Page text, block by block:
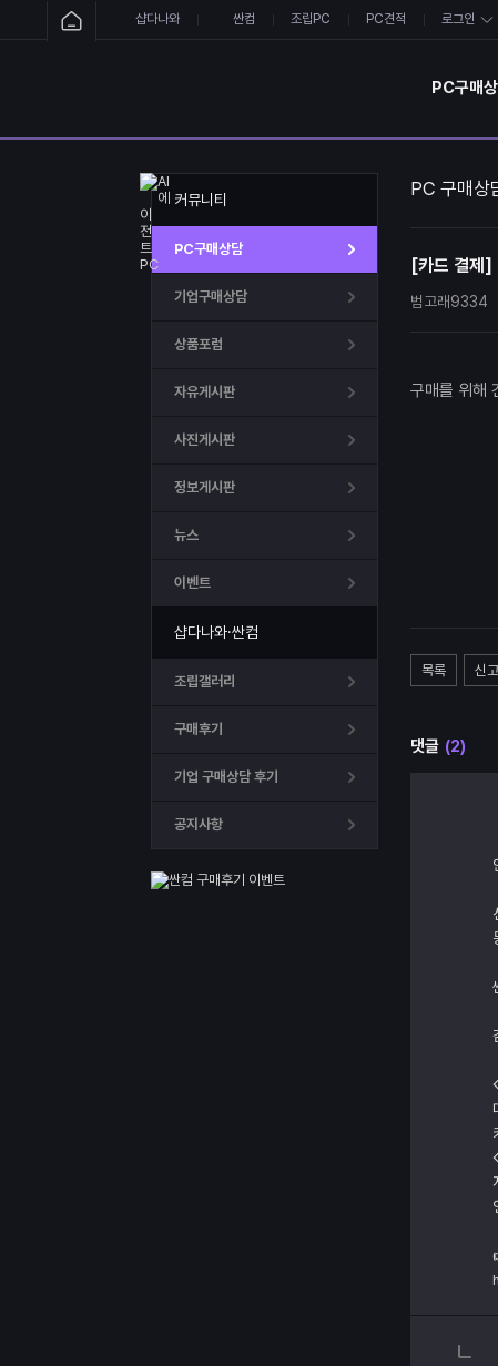
샵다나와 싼컴 조립PC PC견적 로그인
PC구매
커뮤니티
PC구매상담
기업구매상담
상품포럼
자유게시판
사진게시판
정보게시판
뉴스
이벤트
샵다나와·싼컴
조립갤러리
구매후기
기업 구매상담 후기
공지사항
PC 구매상
[카드 결제]
범고래9334
구매를 위해
목록 신고
댓글 (2)